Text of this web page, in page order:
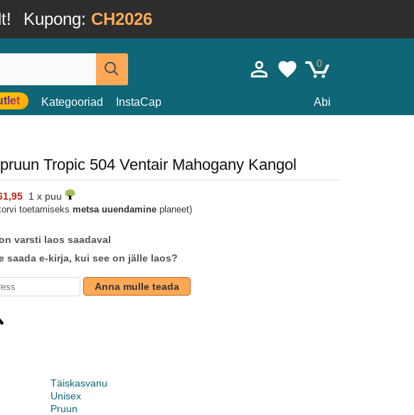
Kupong: CH2026
0
Kategooriad InstaCap Abi
Tropic 504 Ventair Mahogany Kangol
1 x puu
toetamiseks metsa uuendamine planeet)
varsti laos saadaval
saada e-kirja, kui see on jälle laos?
Anna mulle teada
Täiskasvanu
Unisex
Pruun